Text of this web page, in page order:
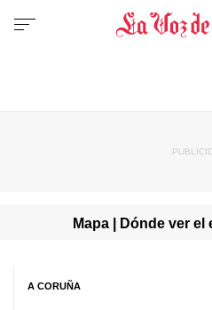
Mapa | Dónde ver el
A CORUÑA